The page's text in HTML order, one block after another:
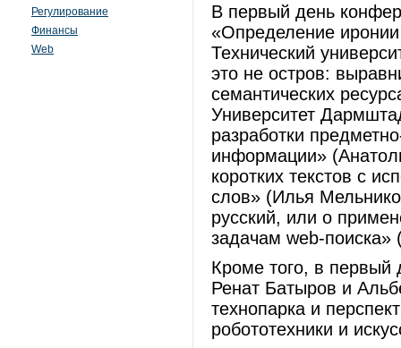
Регулирование
Финансы
Web
В первый день
«Определение
Технический
это не остров:
семантических
Университет
разработки
информации»
коротких текстов с
слов» (Илья
русский, или о
задачам web-
Кроме того, в первый
Ренат Батыров и
технопарка и
робототехники и